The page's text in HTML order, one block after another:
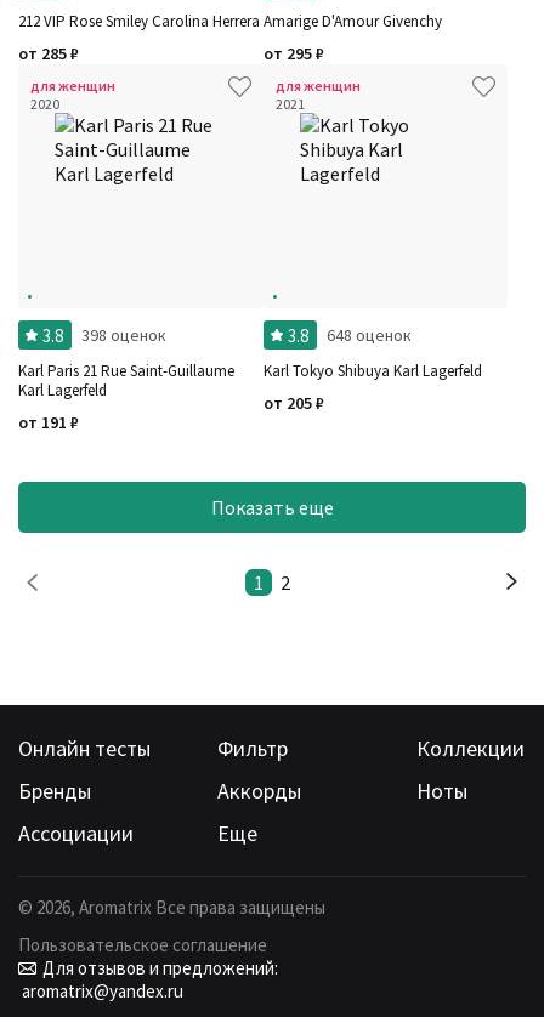
212 VIP Rose Smiley Carolina Herrera
от 285₽
Amarige D'Amour Givenchy
от 295₽
для женщин
2020
3.8 398 оценок
Karl Paris 21 Rue Saint-Guillaume
Karl Lagerfeld
от 191 ₽
для женщин
2021
3.8 648 оценок
Karl Tokyo Shibuya Karl Lagerfeld
от 205₽
Показать еще
1 2
Онлайн тесты Фильтр
Коллекции
Бренды
Аккорды
Ноты
Ассоциации
Еще
© 2026, Aromatrix Все права защищены
Пользовательское соглашение
Для отзывов и предложений:
aromatrix@yandex.ru